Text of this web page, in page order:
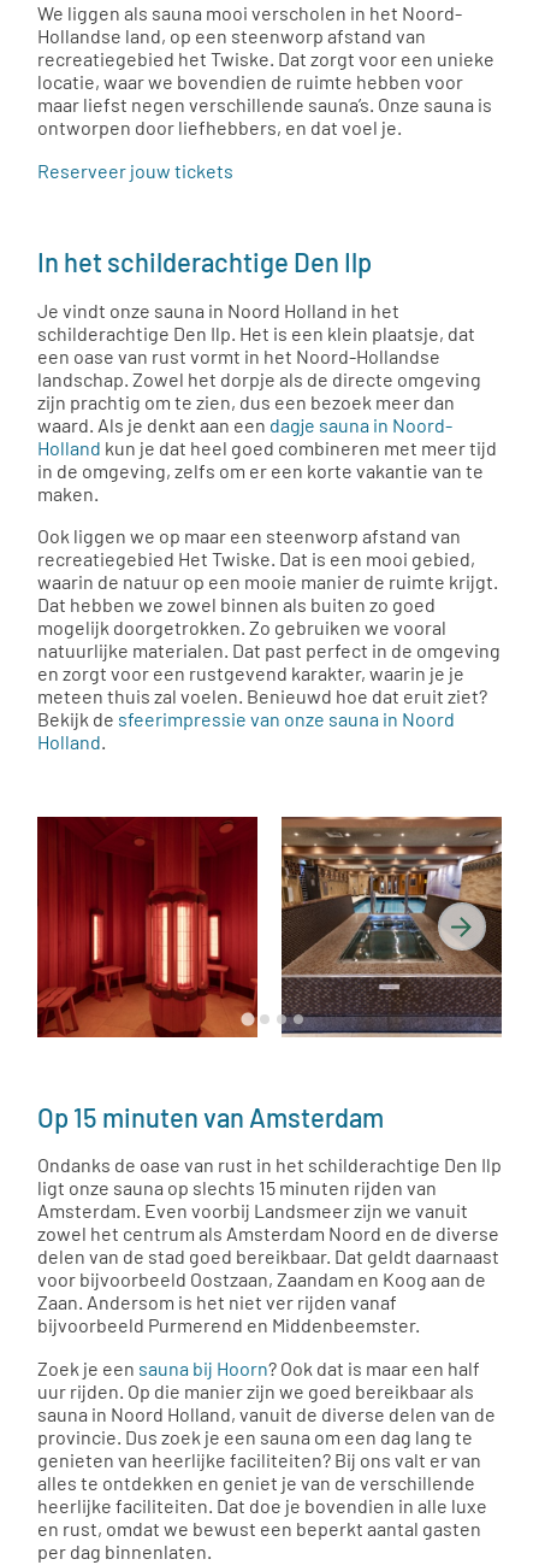
We liggen als sauna mooi verscholen in het Noord-
Hollandse land, op een steenworp afstand van
recreatiegebied het Twiske. Dat zorgt voor een unieke
locatie, waar we bovendien de ruimte hebben voor
maar liefst negen verschillende sauna’s. Onze sauna is
ontworpen door liefhebbers, en dat voel je.
Reserveer jouw tickets
In het schilderachtige Den Ilp
Je vindt onze sauna in Noord Holland in het
schilderachtige Den Ilp. Het is een klein plaatsje, dat
een oase van rust vormt in het Noord-Hollandse
landschap. Zowel het dorpje als de directe omgeving
zijn prachtig om te zien, dus een bezoek meer dan
waard. Als je denkt aan een dagje sauna in Noord-
Holland kun je dat heel goed combineren met meer tijd
in de omgeving, zelfs om er een korte vakantie van te
maken.
Ook liggen we op maar een steenworp afstand van
recreatiegebied Het Twiske. Dat is een mooi gebied,
waarin de natuur op een mooie manier de ruimte krijgt.
Dat hebben we zowel binnen als buiten zo goed
mogelijk doorgetrokken. Zo gebruiken we vooral
natuurlijke materialen. Dat past perfect in de omgeving
en zorgt voor een rustgevend karakter, waarin je je
meteen thuis zal voelen. Benieuwd hoe dat eruit ziet?
Bekijk de sfeerimpressie van onze sauna in Noord
Holland.
Op 15 minuten van Amsterdam
Ondanks de oase van rust in het schilderachtige Den Ilp
ligt onze sauna op slechts 15 minuten rijden van
Amsterdam. Even voorbij Landsmeer zijn we vanuit
zowel het centrum als Amsterdam Noord en de diverse
delen van de stad goed bereikbaar. Dat geldt daarnaast
voor bijvoorbeeld Oostzaan, Zaandam en Koog aan de
Zaan. Andersom is het niet ver rijden vanaf
bijvoorbeeld Purmerend en Middenbeemster.
Zoek je een sauna bij Hoorn? Ook dat is maar een half
uur rijden. Op die manier zijn we goed bereikbaar als
sauna in Noord Holland, vanuit de diverse delen van de
provincie. Dus zoek je een sauna om een dag lang te
genieten van heerlijke faciliteiten? Bij ons valt er van
alles te ontdekken en geniet je van de verschillende
heerlijke faciliteiten. Dat doe je bovendien in alle luxe
en rust, omdat we bewust een beperkt aantal gasten
per dag binnenlaten.